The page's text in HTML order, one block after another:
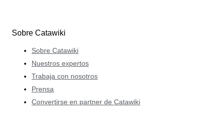
Sobre Catawiki
Sobre Catawiki
Nuestros expertos
Trabaja con nosotros
Prensa
Convertirse en partner de Catawiki